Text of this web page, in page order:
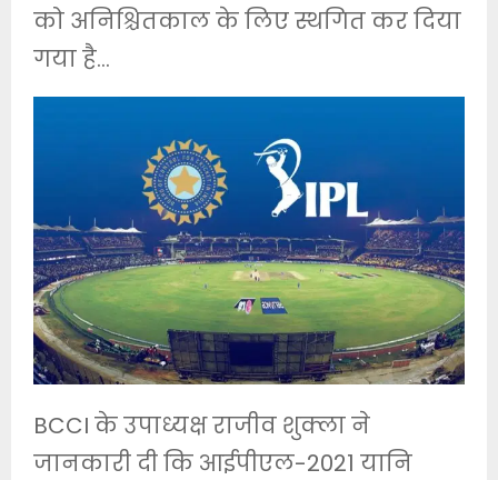
को अनिश्चितकाल के लिए स्थगित कर दिया
गया है…
BCCI के उपाध्यक्ष राजीव शुक्ला ने
जानकारी दी कि आईपीएल-2021 यानि